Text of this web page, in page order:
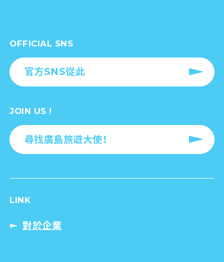
OFFICIAL SNS
官方SNS從此
JOIN US !
尋找廣島旅遊大使！
LINK
對於企業